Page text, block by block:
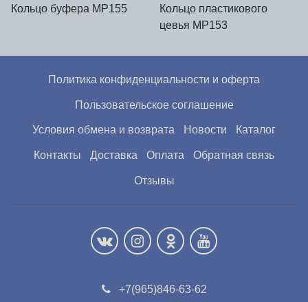
Кольцо буфера МР155
Кольцо пластикового
цевья МР153
Политика конфиденциальности и оферта
Пользовательское соглашение
Условия обмена и возврата Новости Каталог
Контакты Доставка Оплата Обратная связь
Отзывы
+7(965)846-63-62